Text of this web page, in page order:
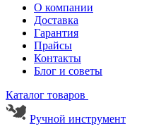
О компании
Доставка
Гарантия
Прайсы
Контакты
Блог и советы
Каталог товаров
Ручной инструмент